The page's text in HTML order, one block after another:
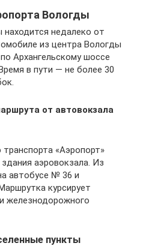
Вологды
недалеко от
из центра Вологды
Архангельскому шоссе
в пути — не более 30
от автовокзала
«Аэропорт»
аэровокзала. Из
автобусе № 36 и
курсирует
железнодорожного
пункты